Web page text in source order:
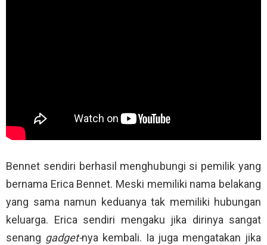
Bennet sendiri berhasil menghubungi si pemilik yang
bernama Erica Bennet. Meski memiliki nama belakang
yang sama namun keduanya tak memiliki hubungan
keluarga. Erica sendiri mengaku jika dirinya sangat
senang gadget-nya kembali. Ia juga mengatakan jika